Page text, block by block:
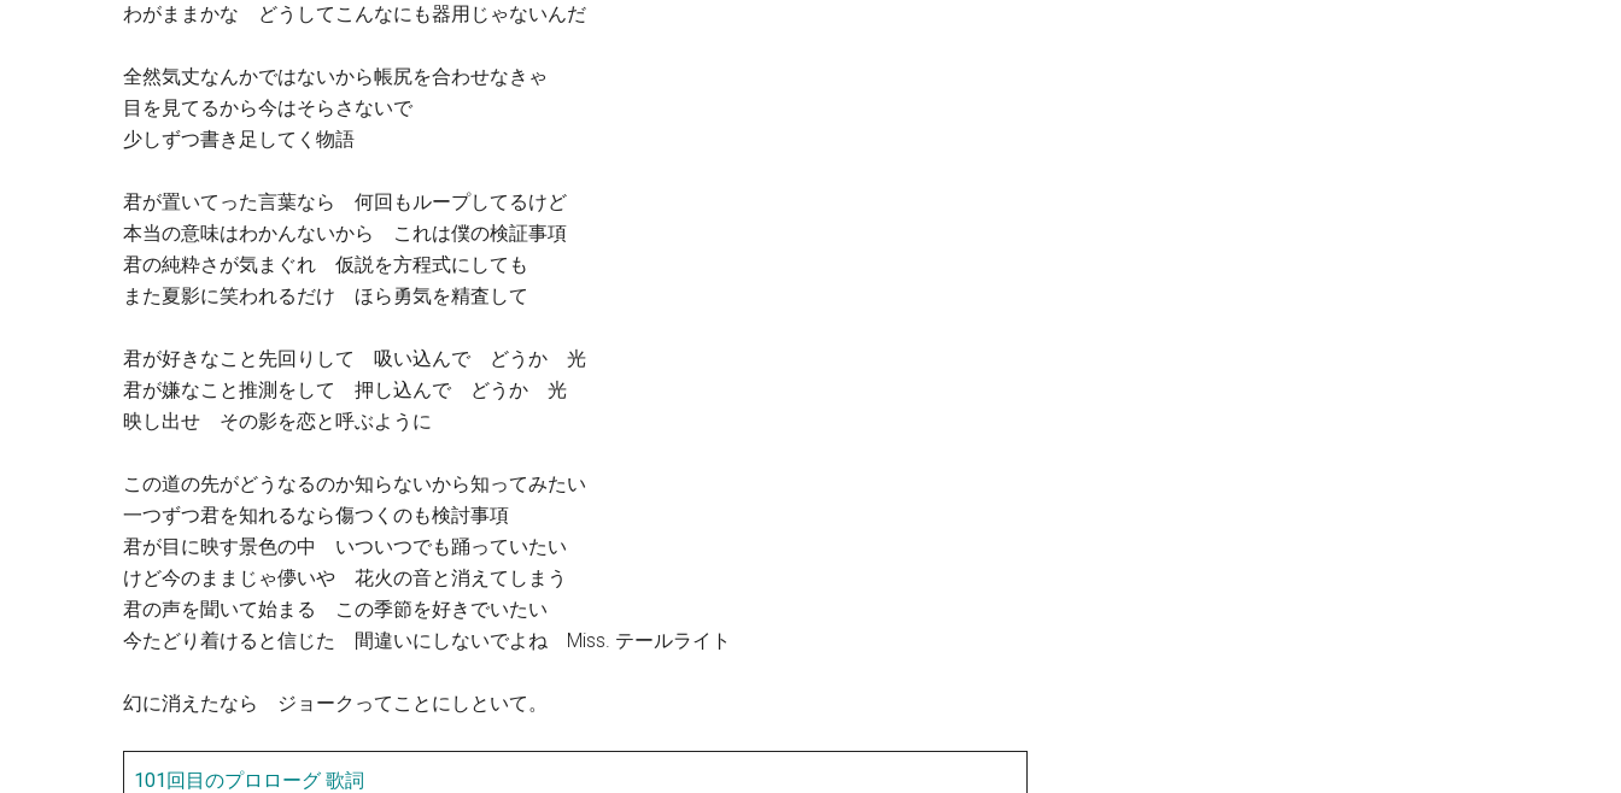
わがままかな どうしてこんなにも器用じゃないんだ
全然気丈なんかではないから帳尻を合わせなきゃ
目を見てるから今はそらさないで
少しずつ書き足してく物語
君が置いてった言葉なら 何回もループしてるけど
本当の意味はわかんないから これは僕の検証事項
君の純粋さが気まぐれ 仮説を方程式にしても
また夏影に笑われるだけ ほら勇気を精査して
君が好きなこと先回りして 吸い込んで どうか 光
君が嫌なこと推測をして 押し込んで どうか 光
映し出せ その影を恋と呼ぶように
この道の先がどうなるのか知らないから知ってみたい
一つずつ君を知れるなら傷つくのも検討事項
君が目に映す景色の中 いついつでも踊っていたい
けど今のままじゃ儚いや 花火の音と消えてしまう
君の声を聞いて始まる この季節を好きでいたい
今たどり着けると信じた 間違いにしないでよね Miss. テールライト
幻に消えたなら ジョークってことにしといて。
101回目のプロローグ 歌詞